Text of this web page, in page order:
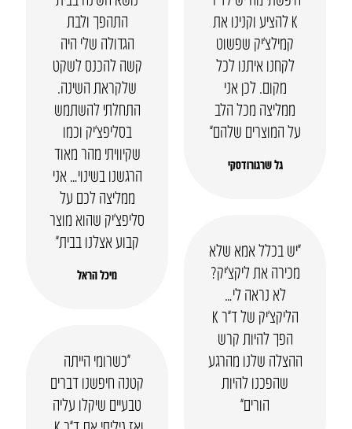
K להציע וקנינו את
קמילצ’יק שפשוט
לקחנו איתנו לכל
מקום. לכן אני
ממליצה מכל הלב
על המוצרים שלהם”
גל שרגורודסקי
התהפך ולבת
הגדולה שלי היה
קשה להכנס לשקט
שלקראת השינה.
התחלתי להשתמש
בסליפצ’יק וכמו
שקיוויתי מהר מאוד
הרגשנו בשינוי… אני
ממליצה לכם על
סליפצ’יק שהוא מוצר
קבוע אצלנו בבית”
מיכל הראל
“יש בכלל אמא שלא
מכירה את ליקצ’יק?
לא נראה לי…
הליקצ’יק של ד”ר K
הפך להיות קרש
ההצלה שלנו מהרגע
שהפכנו להיות
הורים”
“כשרומי הייתה
קטנה חיפשנו דברים
טבעיים שיקלו עליה